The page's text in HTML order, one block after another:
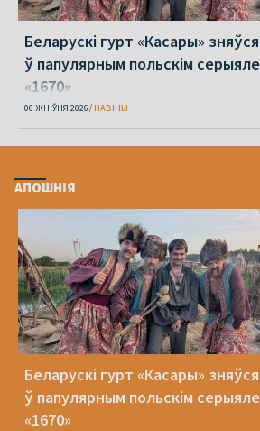
Беларускі гурт «Касары» зняўся
ў папулярным польскім серыяле
«1670»
06 ЖНІЎНЯ 2026 НАВІНЫ
АПОШНІЯ
Беларускі гурт «Касары» зняўся
ў папулярным польскім серыяле
«1670»